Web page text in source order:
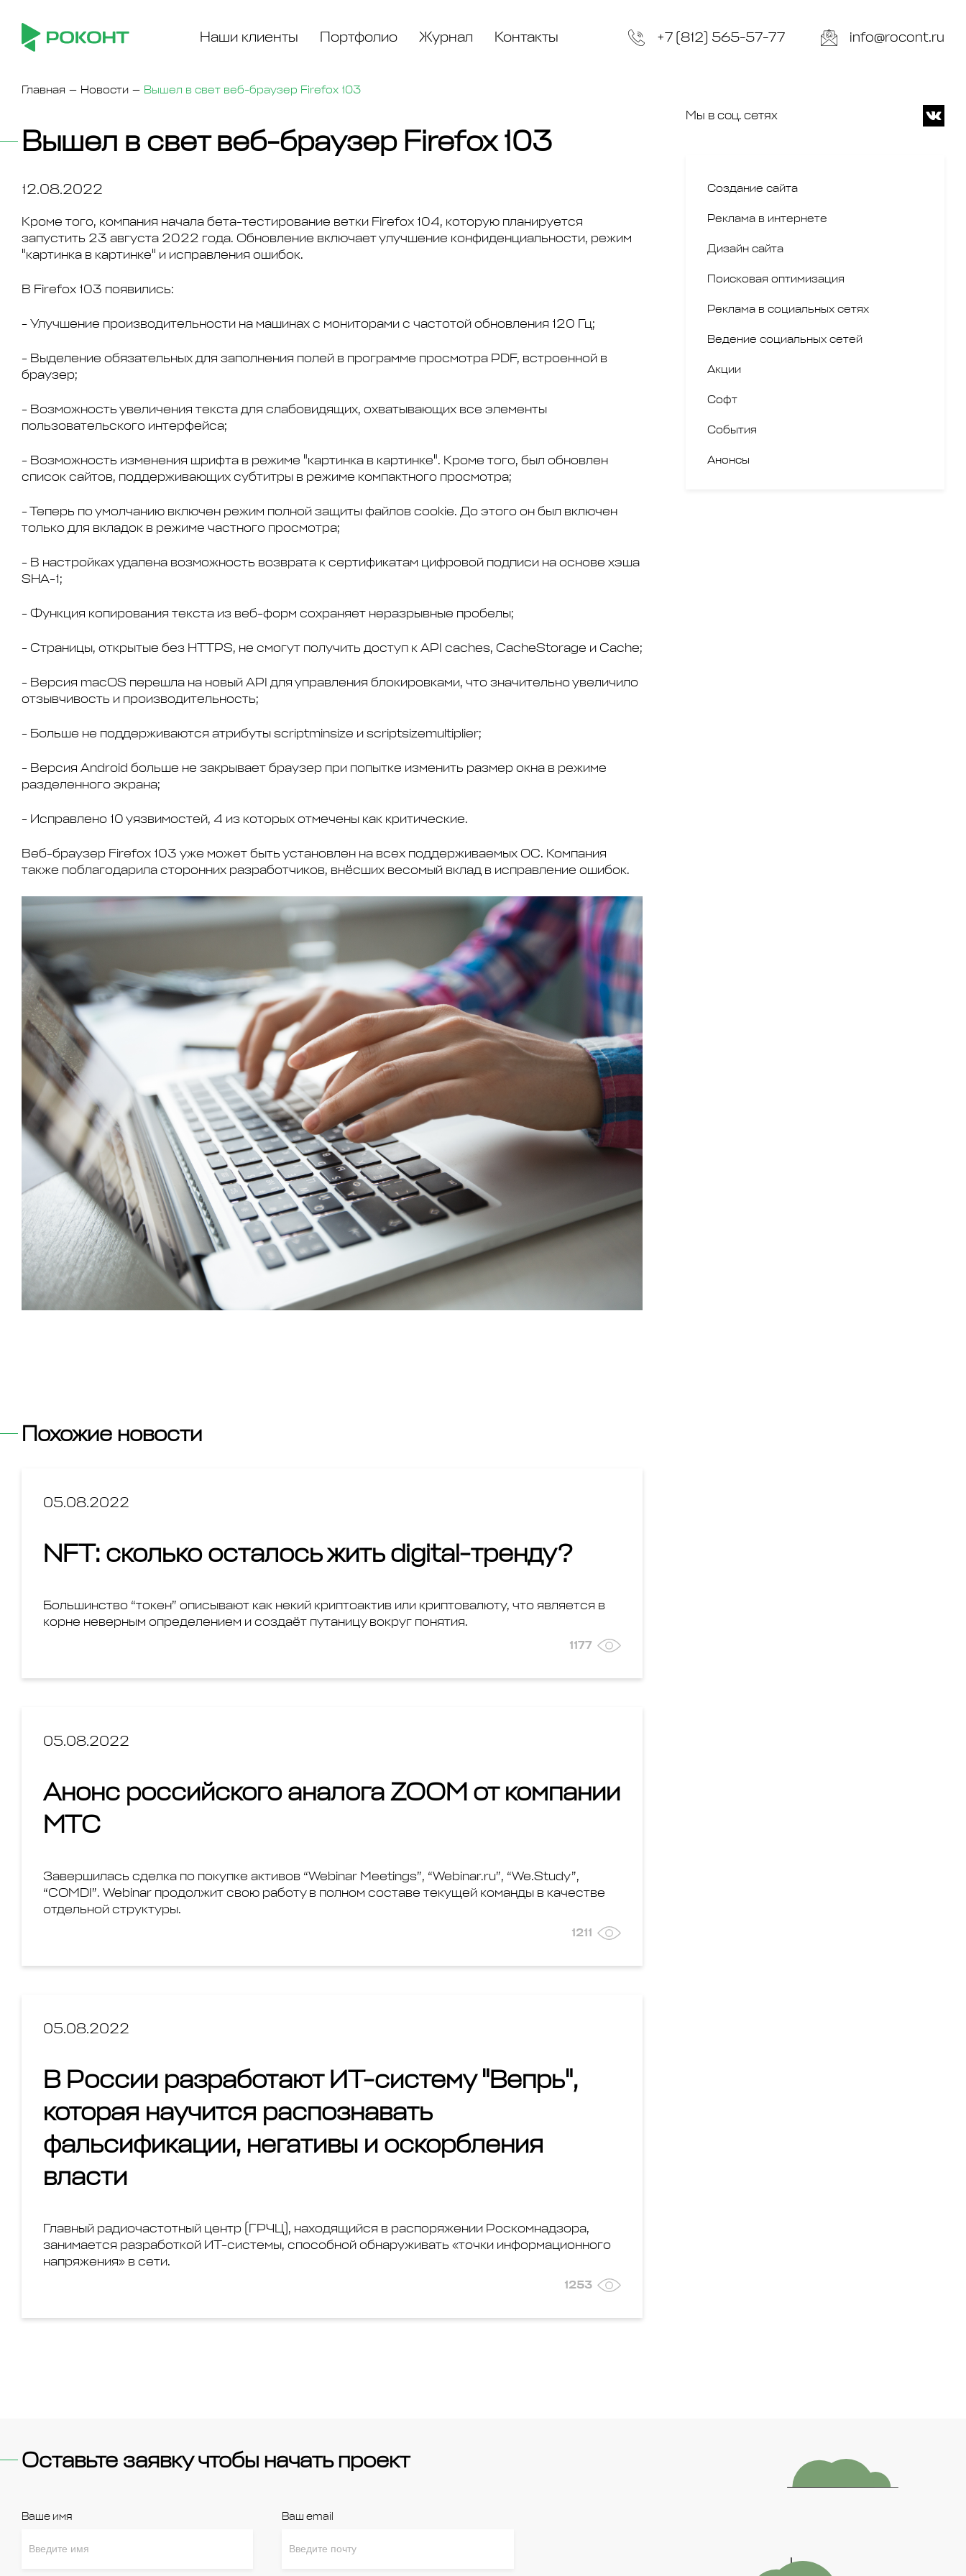
Наши клиенты Портфолио Журнал Контакты +7 (812) 565-57-77 info@rocont.ru
Главная Новости Вышел в свет веб-браузер Firefox 103
Вышел в свет веб-браузер Firefox 103
12.08.2022
Кроме того, компания начала бета-тестирование ветки Firefox 104, которую планируется
запустить 23 августа 2022 года. Обновление включает улучшение конфиденциальности, режим
"картинка в картинке" и исправления ошибок.
В Firefox 103 появились:
- Улучшение производительности на машинах с мониторами с частотой обновления 120 Гц;
- Выделение обязательных для заполнения полей в программе просмотра PDF, встроенной в
браузер;
- Возможность увеличения текста для слабовидящих, охватывающих все элементы
пользовательского интерфейса;
- Возможность изменения шрифта в режиме "картинка в картинке". Кроме того, был обновлен
список сайтов, поддерживающих субтитры в режиме компактного просмотра;
-Теперь по умолчанию включен режим полной защиты файлов cookie. До этого он был включен
только для вкладок в режиме частного просмотра;
- В настройках удалена возможность возврата к сертификатам цифровой подписи на основе хэша
SHA-1;
-Функция копирования текста из веб-форм сохраняет неразрывные пробелы;
- Страницы, открытые без HTTPS, не смогут получить доступ к API caches, CacheStorage и Cache;
- Версия macOS перешла на новый API для управления блокировками, что значительно увеличило
отзывчивость и производительность;
- Больше не поддерживаются атрибуты scriptminsize и scriptsizemultiplier;
- Версия Android больше не закрывает браузер при попытке изменить размер окна в режиме
разделенного экрана;
- Исправлено 10 уязвимостей, 4 из которых отмечены как критические.
Веб-браузер Firefox 103 уже может быть установлен на всех поддерживаемых ОС. Компания
также поблагодарила сторонних разработчиков, внёсших весомый вклад в исправление ошибок.
Похожие новости
05.08.2022
NFT: сколько осталось жить digital-тренду?
Большинство “токен” описывают как некий криптоактив или криптовалюту, что является в
корне неверным определением и создаёт путаницу вокруг понятия.
1177
05.08.2022
Анонс российского аналога ZOOM от компании
МТС
Завершилась сделка по покупке активов “Webinar Meetings”, “Webinar.ru”, “We.Study”,
“COMDI”. Webinar продолжит свою работу в полном составе текущей команды в качестве
отдельной структуры.
1211
05.08.2022
В России разработают ИТ-систему "Вепрь",
которая научится распознавать
фальсификации, негативы и оскорбления
власти
Главный радиочастотный центр (ГРЧЦ), находящийся в распоряжении Роскомнадзора,
занимается разработкой ИТ-системы, способной обнаруживать «точки информационного
напряжения» в сети.
1253
Мы в соц. сетях
Создание сайта
Реклама в интернете
Дизайн сайта
Поисковая оптимизация
Реклама в социальных сетях
Ведение социальных сетей
Акции
Софт
События
Анонсы
Оставьте заявку чтобы начать проект
Ваше имя Ваш email